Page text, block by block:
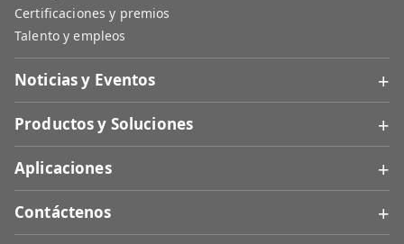
Certificaciones y premios
Talento y empleos
Noticias y Eventos +
Productos y Soluciones +
Aplicaciones +
Contáctenos +